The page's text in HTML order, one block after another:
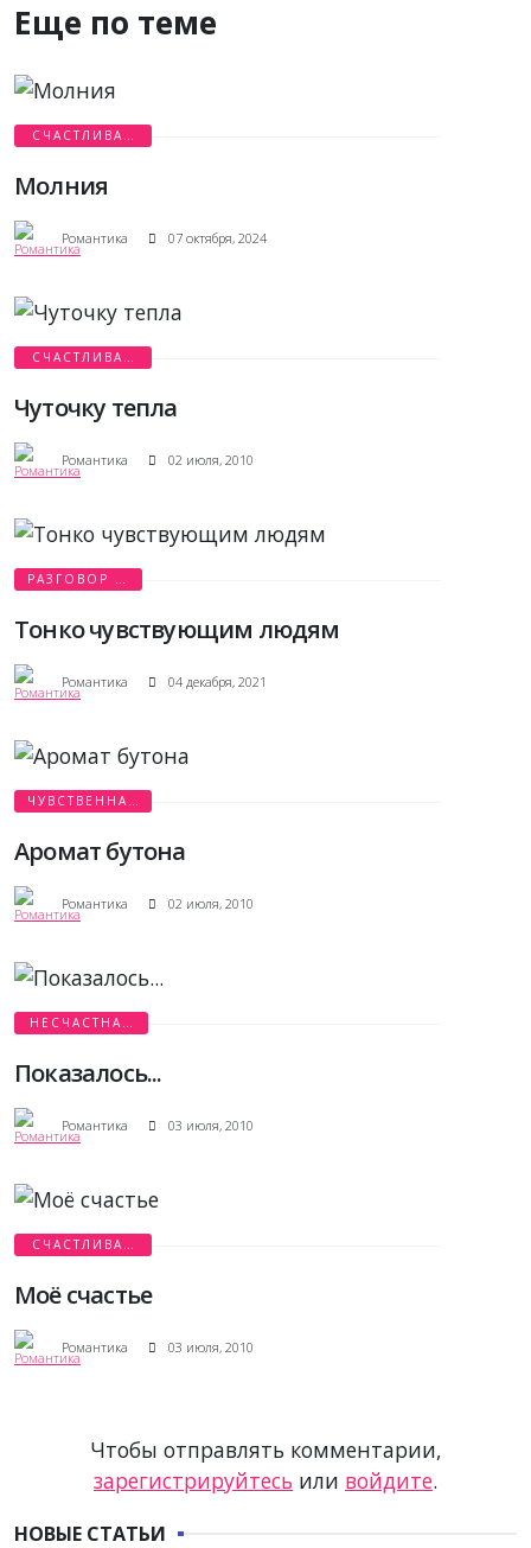
Еще по теме
СЧАСТЛИВАЯ
Молния
Романтика 07 октября, 2024
СЧАСТЛИВАЯ
Чуточку тепла
Романтика 02 июля, 2010
РАЗГОВОР О
Тонко чувствующим людям
Романтика 04 декабря, 2021
ЧУВСТВЕННАЯ
Аромат бутона
Романтика 02 июля, 2010
НЕСЧАСТНАЯ
Показалось...
Романтика 03 июля, 2010
СЧАСТЛИВАЯ
Моё счастье
Романтика 03 июля, 2010
Чтобы отправлять комментарии,
зарегистрируйтесь или войдите.
НОВЫЕ СТАТЬИ